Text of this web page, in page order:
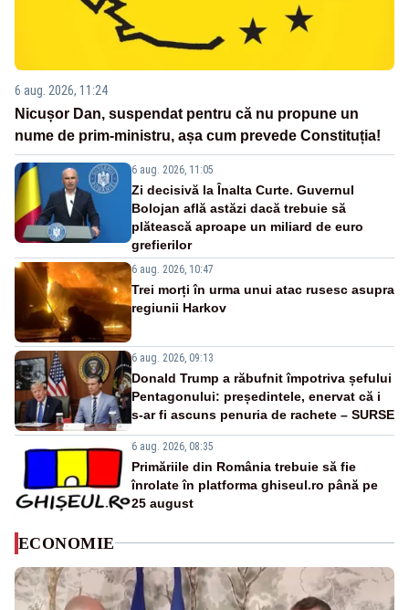
6 aug. 2026, 11:24
Nicușor Dan, suspendat pentru că nu propune un
nume de prim-ministru, așa cum prevede Constituția!
6 aug. 2026, 11:05
Zi decisivă la Înalta Curte. Guvernul
Bolojan află astăzi dacă trebuie să
plătească aproape un miliard de euro
grefierilor
6 aug. 2026, 10:47
Trei morți în urma unui atac rusesc asupra
regiunii Harkov
6 aug. 2026, 09:13
Donald Trump a răbufnit împotriva șefului
Pentagonului: președintele, enervat că i
s-ar fi ascuns penuria de rachete – SURSE
6 aug. 2026, 08:35
Primăriile din România trebuie să fie
înrolate în platforma ghiseul.ro până pe
25 august
ECONOMIE